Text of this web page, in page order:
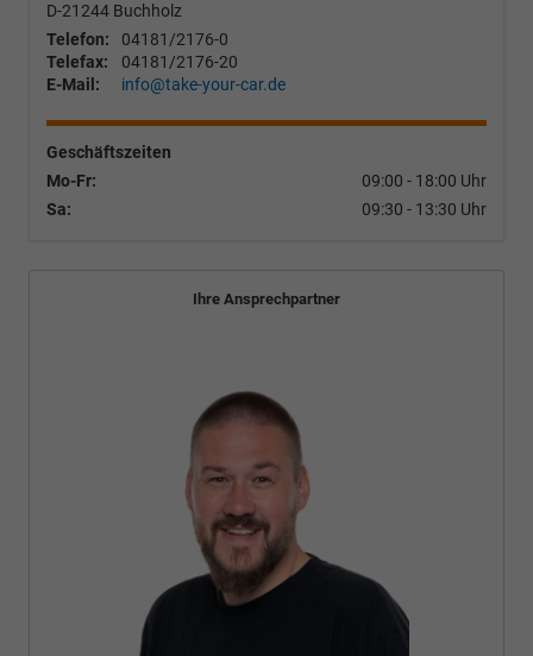
D-21244 Buchholz
Telefon:
04181/2176-0
Telefax:
04181/2176-20
E-Mail:
info@take-your-car.de
Geschäftszeiten
Mo-Fr:
09:00 - 18:00 Uhr
Sa:
09:30 - 13:30 Uhr
Ihre Ansprechpartner